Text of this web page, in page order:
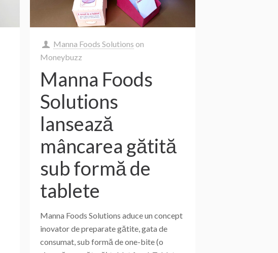
Manna Foods Solutions on
Moneybuzz
Manna Foods
Solutions
lansează
mâncarea gătită
sub formă de
tablete
Manna Foods Solutions aduce un concept
inovator de preparate gătite, gata de
consumat, sub formă de one-bite (o